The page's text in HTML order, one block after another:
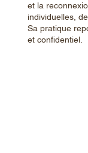
et la
individuelles,
Sa pratique
et confidentiel.